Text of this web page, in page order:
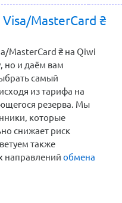
MasterCard ₴
MasterCard ₴ на Qiwi
но и даём вам
самый
из тарифа на
резерва. Мы
которые
снижает риск
также
направлений обмена